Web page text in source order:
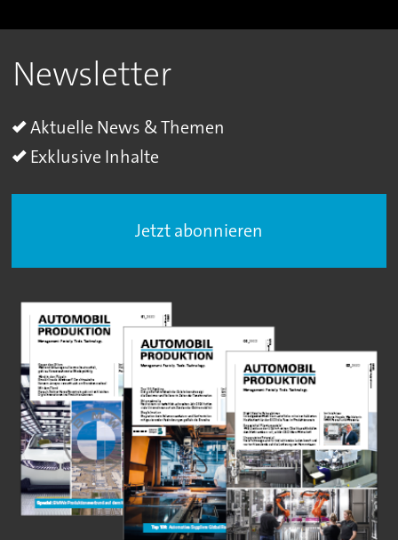
Newsletter
Aktuelle News & Themen
Exklusive Inhalte
Jetzt abonnieren